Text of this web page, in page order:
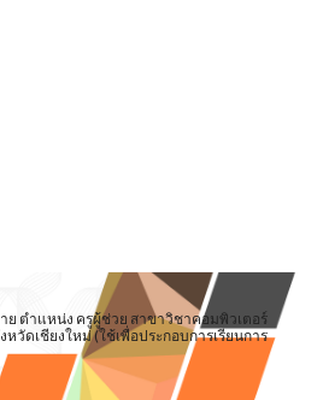
ตำแหน่ง ครูผู้ช่วย สาขาวิชาคอมพิวเตอร์
วัดเชียงใหม่ (ใช้เพื่อประกอบการเรียนการ